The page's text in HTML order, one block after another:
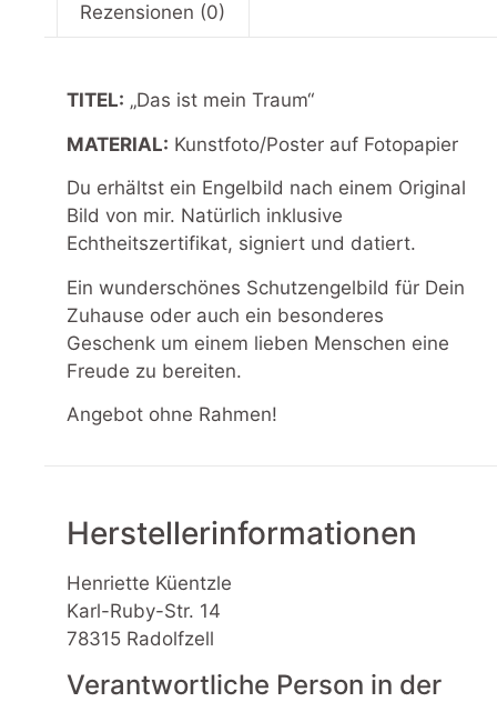
Rezensionen (0)
TITEL: „Das ist mein Traum“
MATERIAL: Kunstfoto/Poster auf Fotopapier
Du erhältst ein Engelbild nach einem Original
Bild von mir. Natürlich inklusive
Echtheitszertifikat, signiert und datiert.
Ein wunderschönes Schutzengelbild für Dein
Zuhause oder auch ein besonderes
Geschenk um einem lieben Menschen eine
Freude zu bereiten.
Angebot ohne Rahmen!
Herstellerinformationen
Henriette Küentzle
Karl-Ruby-Str. 14
78315 Radolfzell
Verantwortliche Person in der